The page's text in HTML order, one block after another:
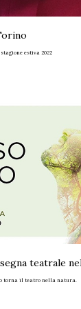
estiva 2022
teatrale
torna il teatro nella natura.